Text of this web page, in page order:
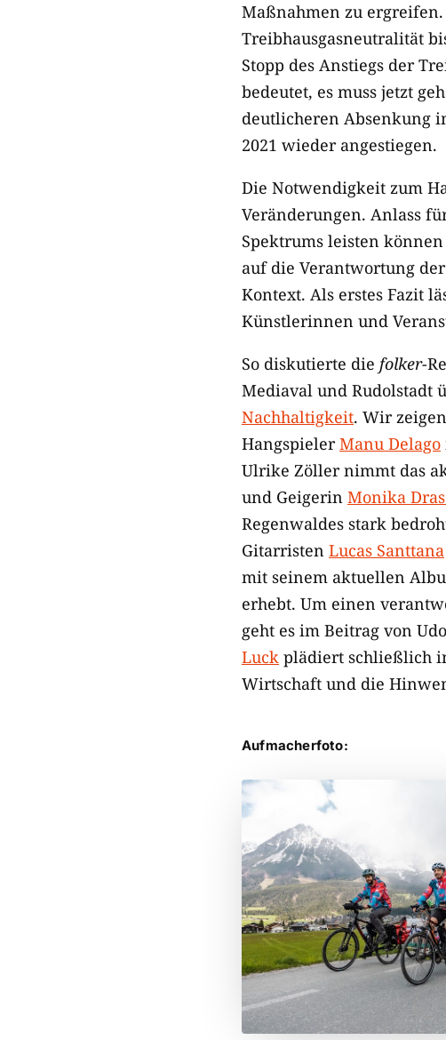
Maßnahmen zu
Treibhausgasneutralität
Stopp des Anstiegs der
bedeutet, es muss jetzt
deutlicheren Absenkung
2021 wieder angestiegen.
Die Notwendigkeit zum
Veränderungen. Anlass
Spektrums leisten
auf die Verantwortung der
Kontext. Als erstes Fazit
Künstlerinnen und
So diskutierte die folker-
Mediaval und Rudolstadt
Nachhaltigkeit. Wir
HangspielerManu Delago
Ulrike Zöller nimmt das
und Geigerin Monika
Regenwaldes stark
Gitarristen Lucas Santtana
mit seinem aktuellen
erhebt. Um einen
geht es im Beitrag von
Luck plädiert schließlich
Wirtschaft und die
Aufmacherfoto: